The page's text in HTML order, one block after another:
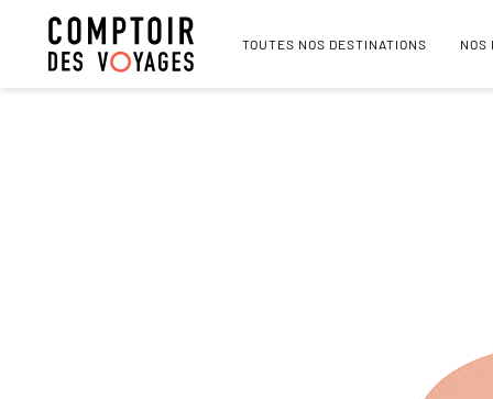
TOUTES NOS DESTINATIONS NOS